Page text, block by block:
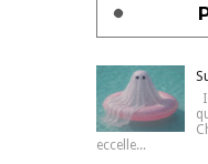
eccelle...